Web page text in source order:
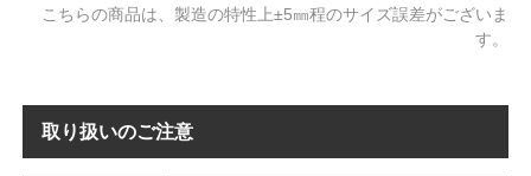
こちらの商品は、製造の特性上±5㎜程のサイズ誤差がございま
す。
取り扱いのご注意